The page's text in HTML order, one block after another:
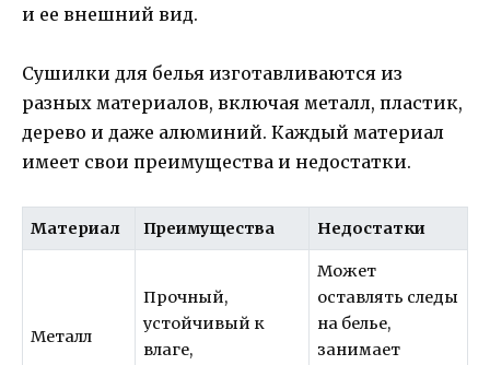
и ее внешний вид.
Сушилки для белья изготавливаются из
разных материалов, включая металл, пластик,
дерево и даже алюминий. Каждый материал
имеет свои преимущества и недостатки.
Материал Преимущества Недостатки
Металл
Прочный,
устойчивый к
влаге,
Может
оставлять следы
на белье,
занимает